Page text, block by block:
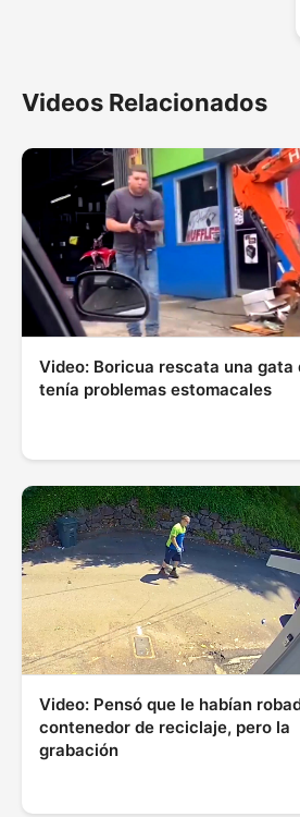
Videos Relacionados
Video: Boricua rescata una gata
tenía problemas estomacales
Video: Pensó que le habían
contenedor de reciclaje, pero la
grabación